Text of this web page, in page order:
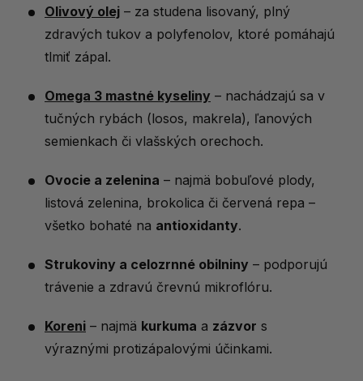
Olivový olej – za studena lisovaný, plný
zdravých tukov a polyfenolov, ktoré pomáhajú
tlmiť zápal.
Omega 3 mastné kyseliny – nachádzajú sa v
tučných rybách (losos, makrela), ľanových
semienkach či vlašských orechoch.
Ovocie a zelenina – najmä bobuľové plody,
listová zelenina, brokolica či červená repa –
všetko bohaté na antioxidanty.
Strukoviny a celozrnné obilniny – podporujú
trávenie a zdravú črevnú mikroflóru.
Koreni – najmä kurkuma a zázvor s
výraznými protizápalovými účinkami.